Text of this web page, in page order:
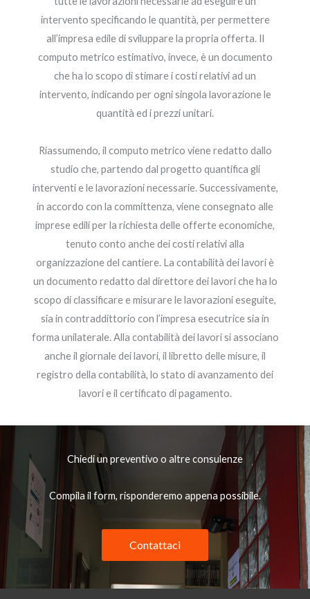
intervento specificando le quantità, per permettere
all’impresa edile di sviluppare la propria offerta. Il
computo metrico estimativo, invece, è un documento
che ha lo scopo di stimare i costi relativi ad un
intervento, indicando per ogni singola lavorazione le
quantità ed i prezzi unitari.
Riassumendo, il computo metrico viene redatto dallo
studio che, partendo dal progetto quantifica gli
interventi e le lavorazioni necessarie. Successivamente,
in accordo con la committenza, viene consegnato alle
imprese edili per la richiesta delle offerte economiche,
tenuto conto anche dei costi relativi alla
organizzazione del cantiere. La contabilità dei lavori è
un documento redatto dal direttore dei lavori che ha lo
scopo di classificare e misurare le lavorazioni eseguite,
sia in contraddittorio con l’impresa esecutrice sia in
forma unilaterale. Alla contabilità dei lavori si associano
anche il giornale dei lavori, il libretto delle misure, il
registro della contabilità, lo stato di avanzamento dei
lavori e il certificato di pagamento.
Chiedi un preventivo o altre consulenze
Compila il form, risponderemo appena possibile.
Contattaci